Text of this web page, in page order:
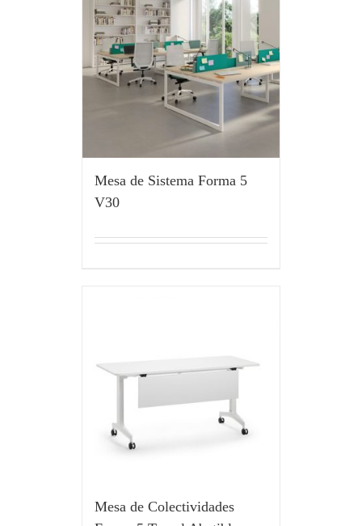
Mesa de Sistema Forma 5
V30
Mesa de Colectividades